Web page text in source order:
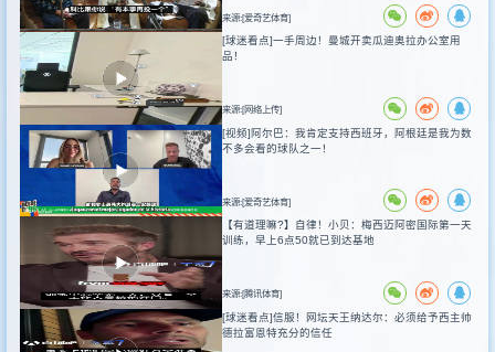
来源:[爱奇艺体育]
[球迷看点]一手周边！曼城开卖瓜迪奥拉办公室用
品！
来源:[网络上传]
[视频]阿尔巴：我肯定支持西班牙，阿根廷是我为数
不多会看的球队之一！
来源:[爱奇艺体育]
【有道理嘛?】自律！小贝：梅西迈阿密国际第一天
训练，早上6点50就已到达基地
来源:[腾讯体育]
[球迷看点]信服！网坛天王纳达尔：必须给予西主帅
德拉富恩特充分的信任